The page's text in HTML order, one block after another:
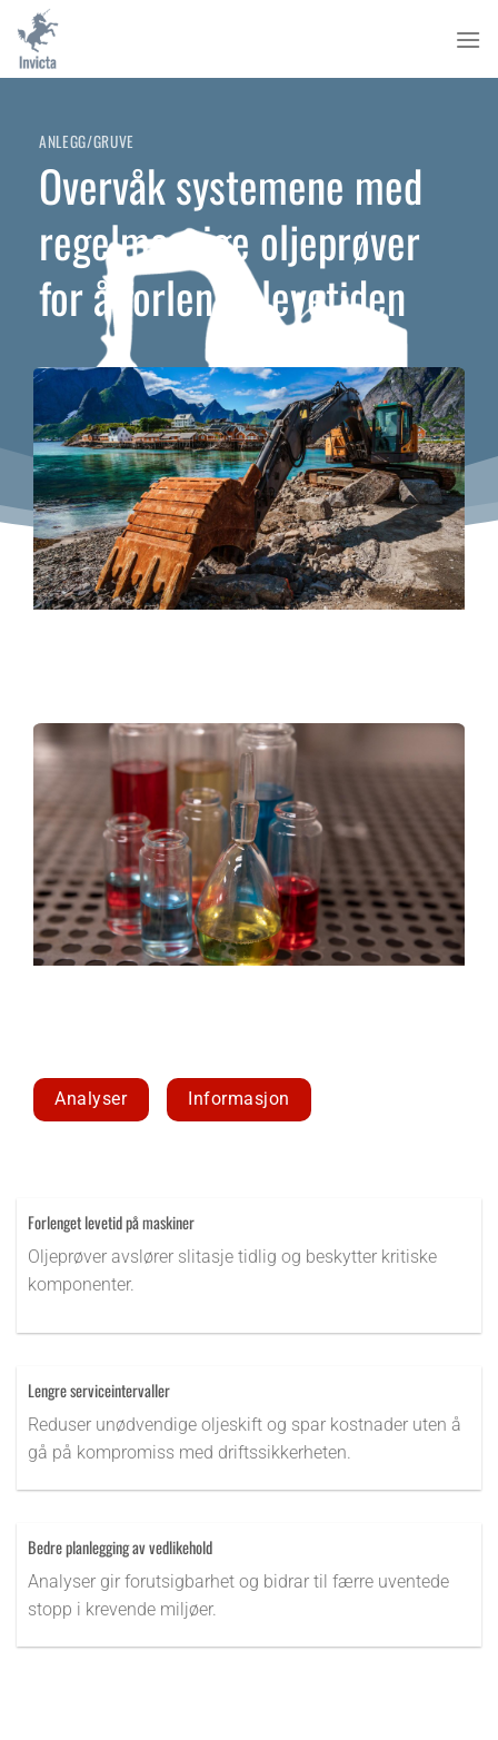
content
ANLEGG/GRUVE
Overvåk systemene med
regelmessige oljeprøver
for å forlenge levetiden
Analyser Informasjon
Forlenget levetid på maskiner
Oljeprøver avslører slitasje tidlig og beskytter kritiske
komponenter.
Lengre serviceintervaller
Reduser unødvendige oljeskift og spar kostnader uten å
gå på kompromiss med driftssikkerheten.
Bedre planlegging av vedlikehold
Analyser gir forutsigbarhet og bidrar til færre uventede
stopp i krevende miljøer.